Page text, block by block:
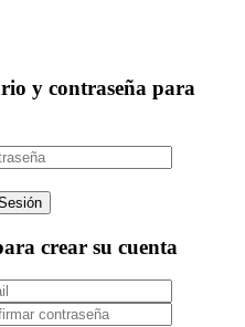
y contraseña para
crear su cuenta